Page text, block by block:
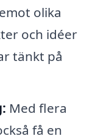
olika
och idéer
tänkt på
Med flera
få en